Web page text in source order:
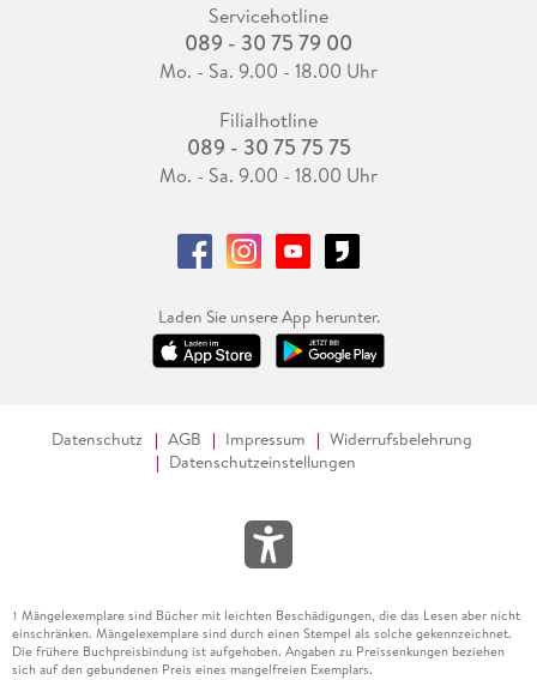
Servicehotline
089 - 30 75 79 00
Mo. - Sa. 9.00 - 18.00 Uhr
Filialhotline
089 - 30 75 75 75
Mo. - Sa. 9.00 - 18.00 Uhr
Laden Sie unsere App herunter.
Datenschutz AGB Impressum
Widerrufsbelehrung
Datenschutzeinstellungen
1 Mängelexemplare sind Bücher mit leichten Beschädigungen, die das Lesen aber nicht
einschränken. Mängelexemplare sind durch einen Stempel als solche gekennzeichnet.
Die frühere Buchpreisbindung ist aufgehoben. Angaben zu Preissenkungen beziehen
sich auf den gebundenen Preis eines mangelfreien Exemplars.